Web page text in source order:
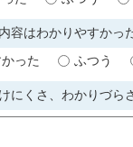
容はわかりやすかっ
った ふつう
にくさ、わかりづら